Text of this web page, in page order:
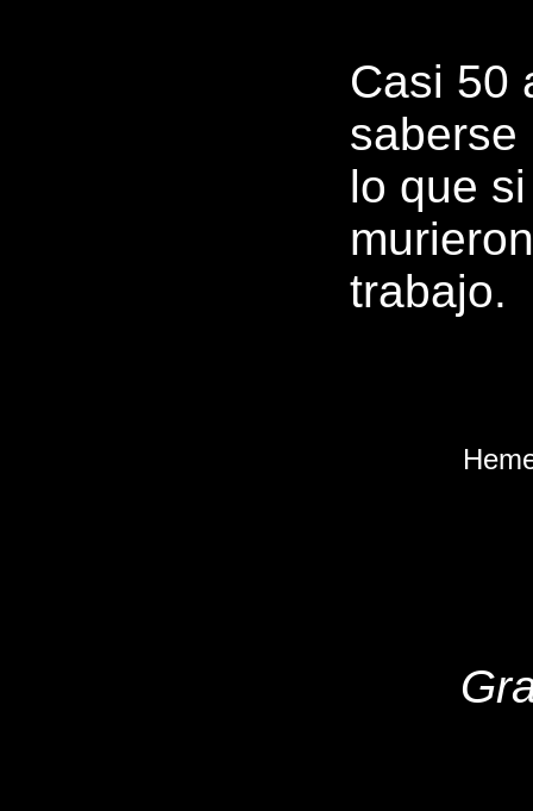
Casi 50
saberse
lo que
trabajo.